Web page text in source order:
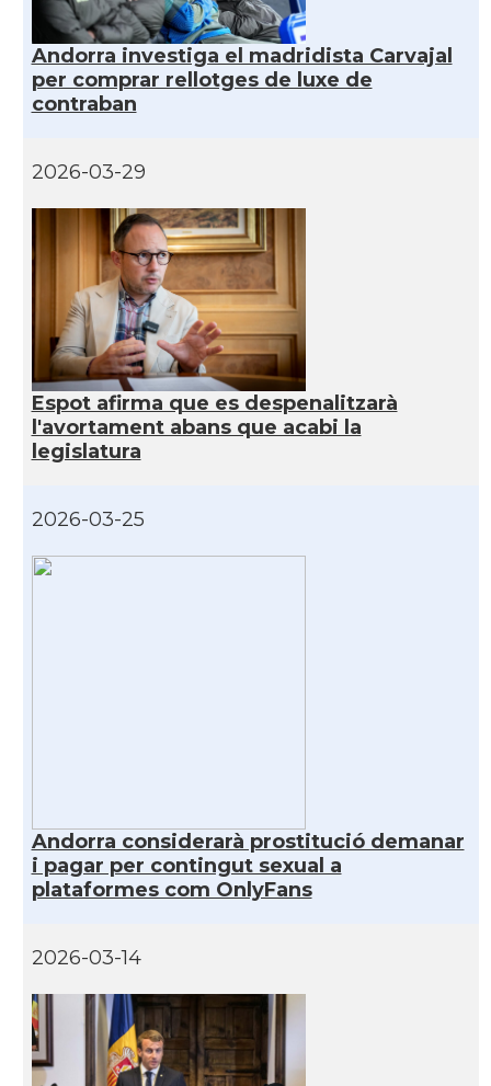
Andorra investiga el madridista Carvajal
per comprar rellotges de luxe de
contraban
2026-03-29
Espot afirma que es despenalitzarà
l'avortament abans que acabi la
legislatura
2026-03-25
Andorra considerarà prostitució demanar
i pagar per contingut sexual a
plataformes com OnlyFans
2026-03-14